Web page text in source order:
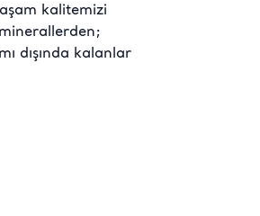
kalitemizi
dışında kalanlar